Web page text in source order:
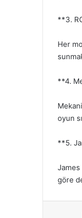
**3.
Her
**4.
oyun
**5.
göre